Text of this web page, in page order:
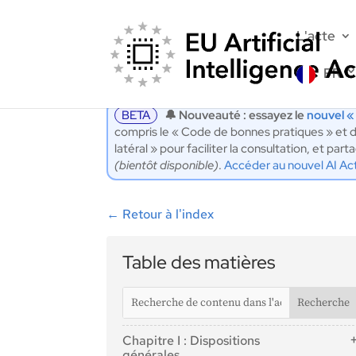
L'acte
FR
BETA 🔔 Nouveauté : essayez lenouvel
compris le « Code de bonnes pratiques » et
latéral » pour faciliter la consultation, et
(bientôt disponible).Accéder au nouvel AI
← Retour à l'index
Table des matières
Chapitre I : Dispositions